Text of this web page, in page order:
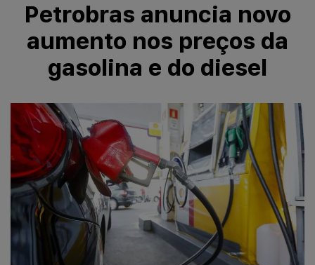
Petrobras anuncia novo
aumento nos preços da
gasolina e do diesel